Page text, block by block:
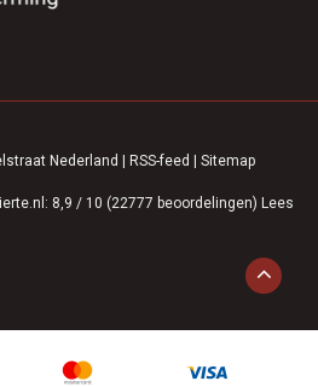
Nederland RSS-feed Sitemap
: 8,9 / 10 (22777 beoordelingen) Lees